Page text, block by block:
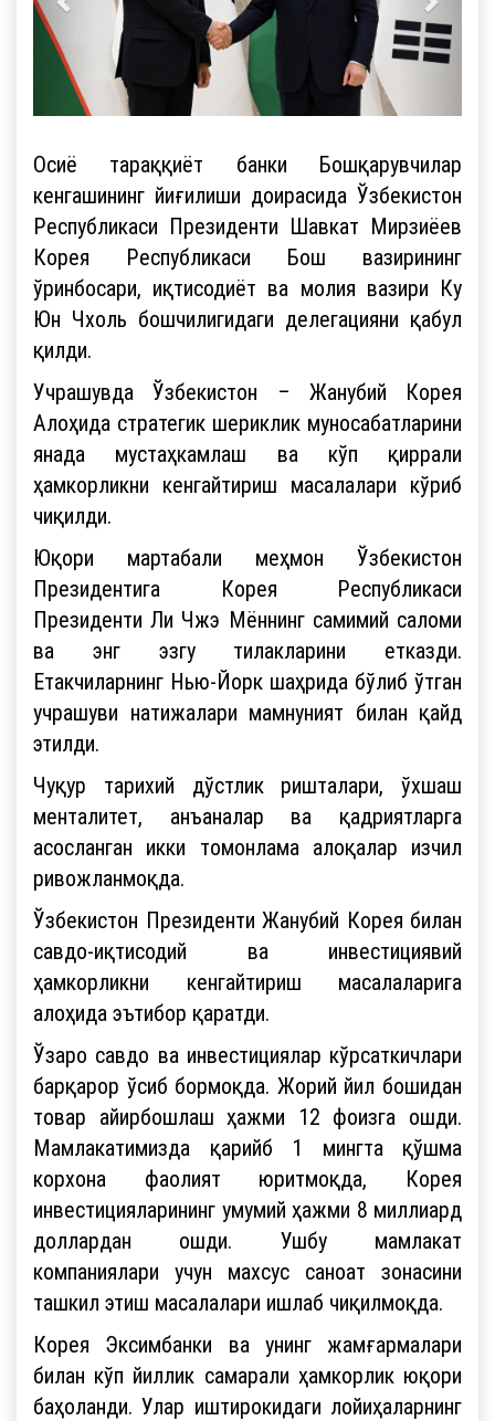
Осиё тараққиёт банки Бошқарувчилар
кенгашининг йиғилиши доирасида Ўзбекистон
Республикаси Президенти Шавкат Мирзиёев
Корея Республикаси Бош вазирининг
ўринбосари, иқтисодиёт ва молия вазири Ку
Юн Чхоль бошчилигидаги делегацияни қабул
қилди.
Учрашувда Ўзбекистон – Жанубий Корея
Алоҳида стратегик шериклик муносабатларини
янада мустаҳкамлаш ва кўп қиррали
ҳамкорликни кенгайтириш масалалари кўриб
чиқилди.
Юқори мартабали меҳмон Ўзбекистон
Президентига Корея Республикаси
Президенти Ли Чжэ Мённинг самимий саломи
ва энг эзгу тилакларини етказди.
Етакчиларнинг Нью-Йорк шаҳрида бўлиб ўтган
учрашуви натижалари мамнуният билан қайд
этилди.
Чуқур тарихий дўстлик ришталари, ўхшаш
менталитет, анъаналар ва қадриятларга
асосланган икки томонлама алоқалар изчил
ривожланмоқда.
Ўзбекистон Президенти Жанубий Корея билан
савдо-иқтисодий ва инвестициявий
ҳамкорликни кенгайтириш масалаларига
алоҳида эътибор қаратди.
Ўзаро савдо ва инвестициялар кўрсаткичлари
барқарор ўсиб бормоқда. Жорий йил бошидан
товар айирбошлаш ҳажми 12 фоизга ошди.
Мамлакатимизда қарийб 1 мингта қўшма
корхона фаолият юритмоқда, Корея
инвестицияларининг умумий ҳажми 8 миллиард
доллардан ошди. Ушбу мамлакат
компаниялари учун махсус саноат зонасини
ташкил этиш масалалари ишлаб чиқилмоқда.
Корея Эксимбанки ва унинг жамғармалари
билан кўп йиллик самарали ҳамкорлик юқори
баҳоланди. Улар иштирокидаги лойиҳаларнинг